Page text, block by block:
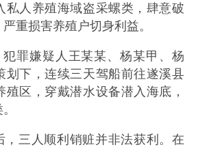
私人养殖海域盗采螺类，肆意破
重损害养殖户切身利益。
罪嫌疑人王某某、杨某甲、杨
划下，连续三天驾船前往遂溪县
殖区，穿戴潜水设备潜入海底，
，三人顺利销赃并非法获利。在